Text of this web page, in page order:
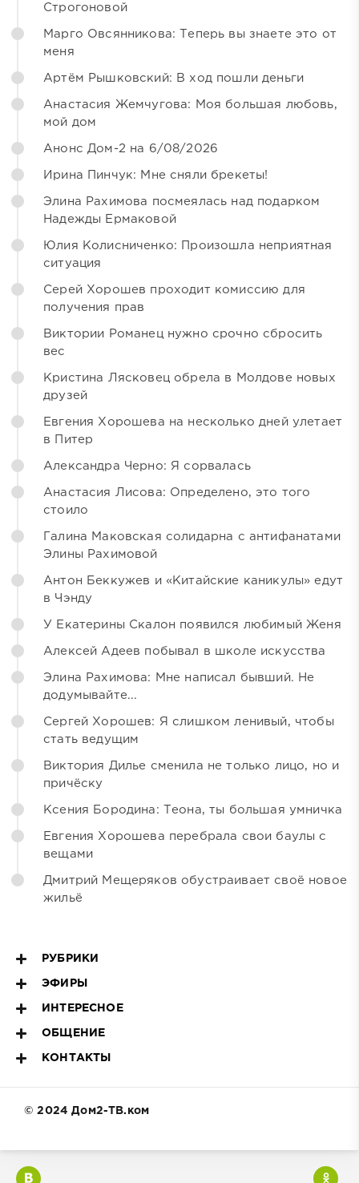
Строгоновой
Марго Овсянникова: Теперь вы знаете это от
меня
Артём Рышковский: В ход пошли деньги
Анастасия Жемчугова: Моя большая любовь,
мой дом
Анонс Дом-2 на 6/08/2026
Ирина Пинчук: Мне сняли брекеты!
Элина Рахимова посмеялась над подарком
Надежды Ермаковой
Юлия Колисниченко: Произошла неприятная
ситуация
Серей Хорошев проходит комиссию для
получения прав
Виктории Романец нужно срочно сбросить
вес
Кристина Лясковец обрела в Молдове новых
друзей
Евгения Хорошева на несколько дней улетает
в Питер
Александра Черно: Я сорвалась
Анастасия Лисова: Определено, это того
стоило
Галина Маковская солидарна с антифанатами
Элины Рахимовой
Антон Беккужев и «Китайские каникулы» едут
в Чэнду
У Екатерины Скалон появился любимый Женя
Алексей Адеев побывал в школе искусства
Элина Рахимова: Мне написал бывший. Не
додумывайте...
Сергей Хорошев: Я слишком ленивый, чтобы
стать ведущим
Виктория Дилье сменила не только лицо, но и
причёску
Ксения Бородина: Теона, ты большая умничка
Евгения Хорошева перебрала свои баулы с
вещами
Дмитрий Мещеряков обустраивает своё новое
жильё
РУБРИКИ
ЭФИРЫ
ИНТЕРЕСНОЕ
ОБЩЕНИЕ
КОНТАКТЫ
© 2024 Дом2-ТВ.ком